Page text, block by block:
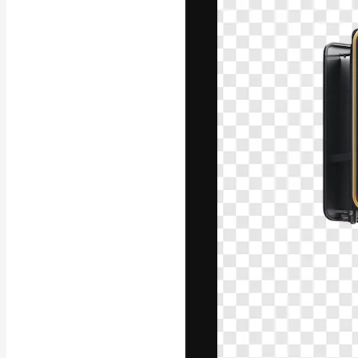
La piattaforma
migliori lavori.
creativi,
Italiano
Copyright ©